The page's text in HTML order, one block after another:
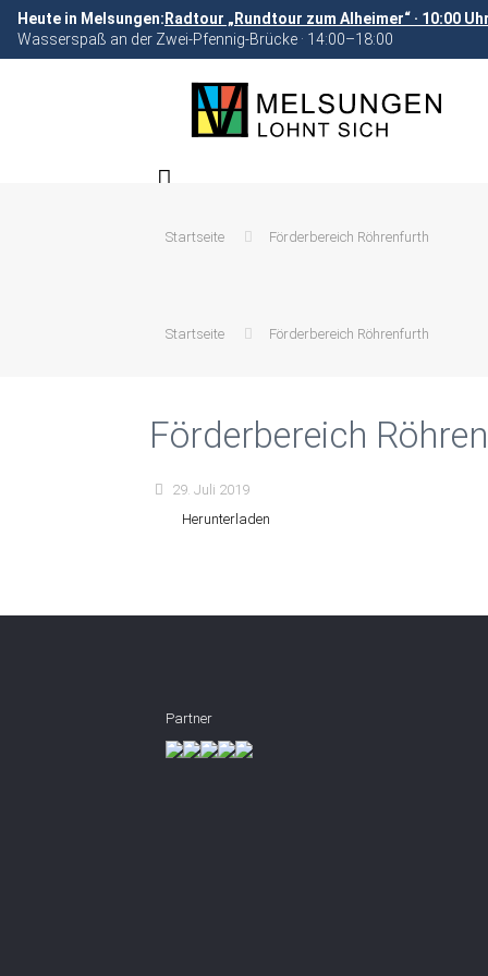
Heute in Melsungen: Radtour „Rundtour zum Alheimer“ · 10:00
Wasserspaß an der Zwei-Pfennig-Brücke · 14:00–18:00
Startseite Förderbereich Röhrenfurth
Startseite Förderbereich Röhrenfurth
Förderbereich
29. Juli 2019
Herunterladen
Partner